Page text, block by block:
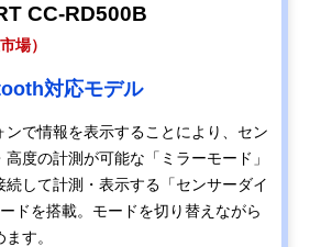
CC-RD500B
場）
対応モデル
で情報を表示することにより、セン
度の計測が可能な「ミラーモード」
続して計測・表示する「センサーダイ
ドを搭載。モードを切り替えながら
す。